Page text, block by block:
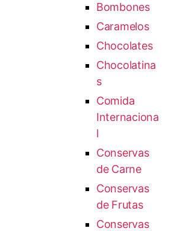
Bombones
Caramelos
Chocolates
Chocolatina
s
Comida
Internaciona
l
Conservas
de Carne
Conservas
de Frutas
Conservas